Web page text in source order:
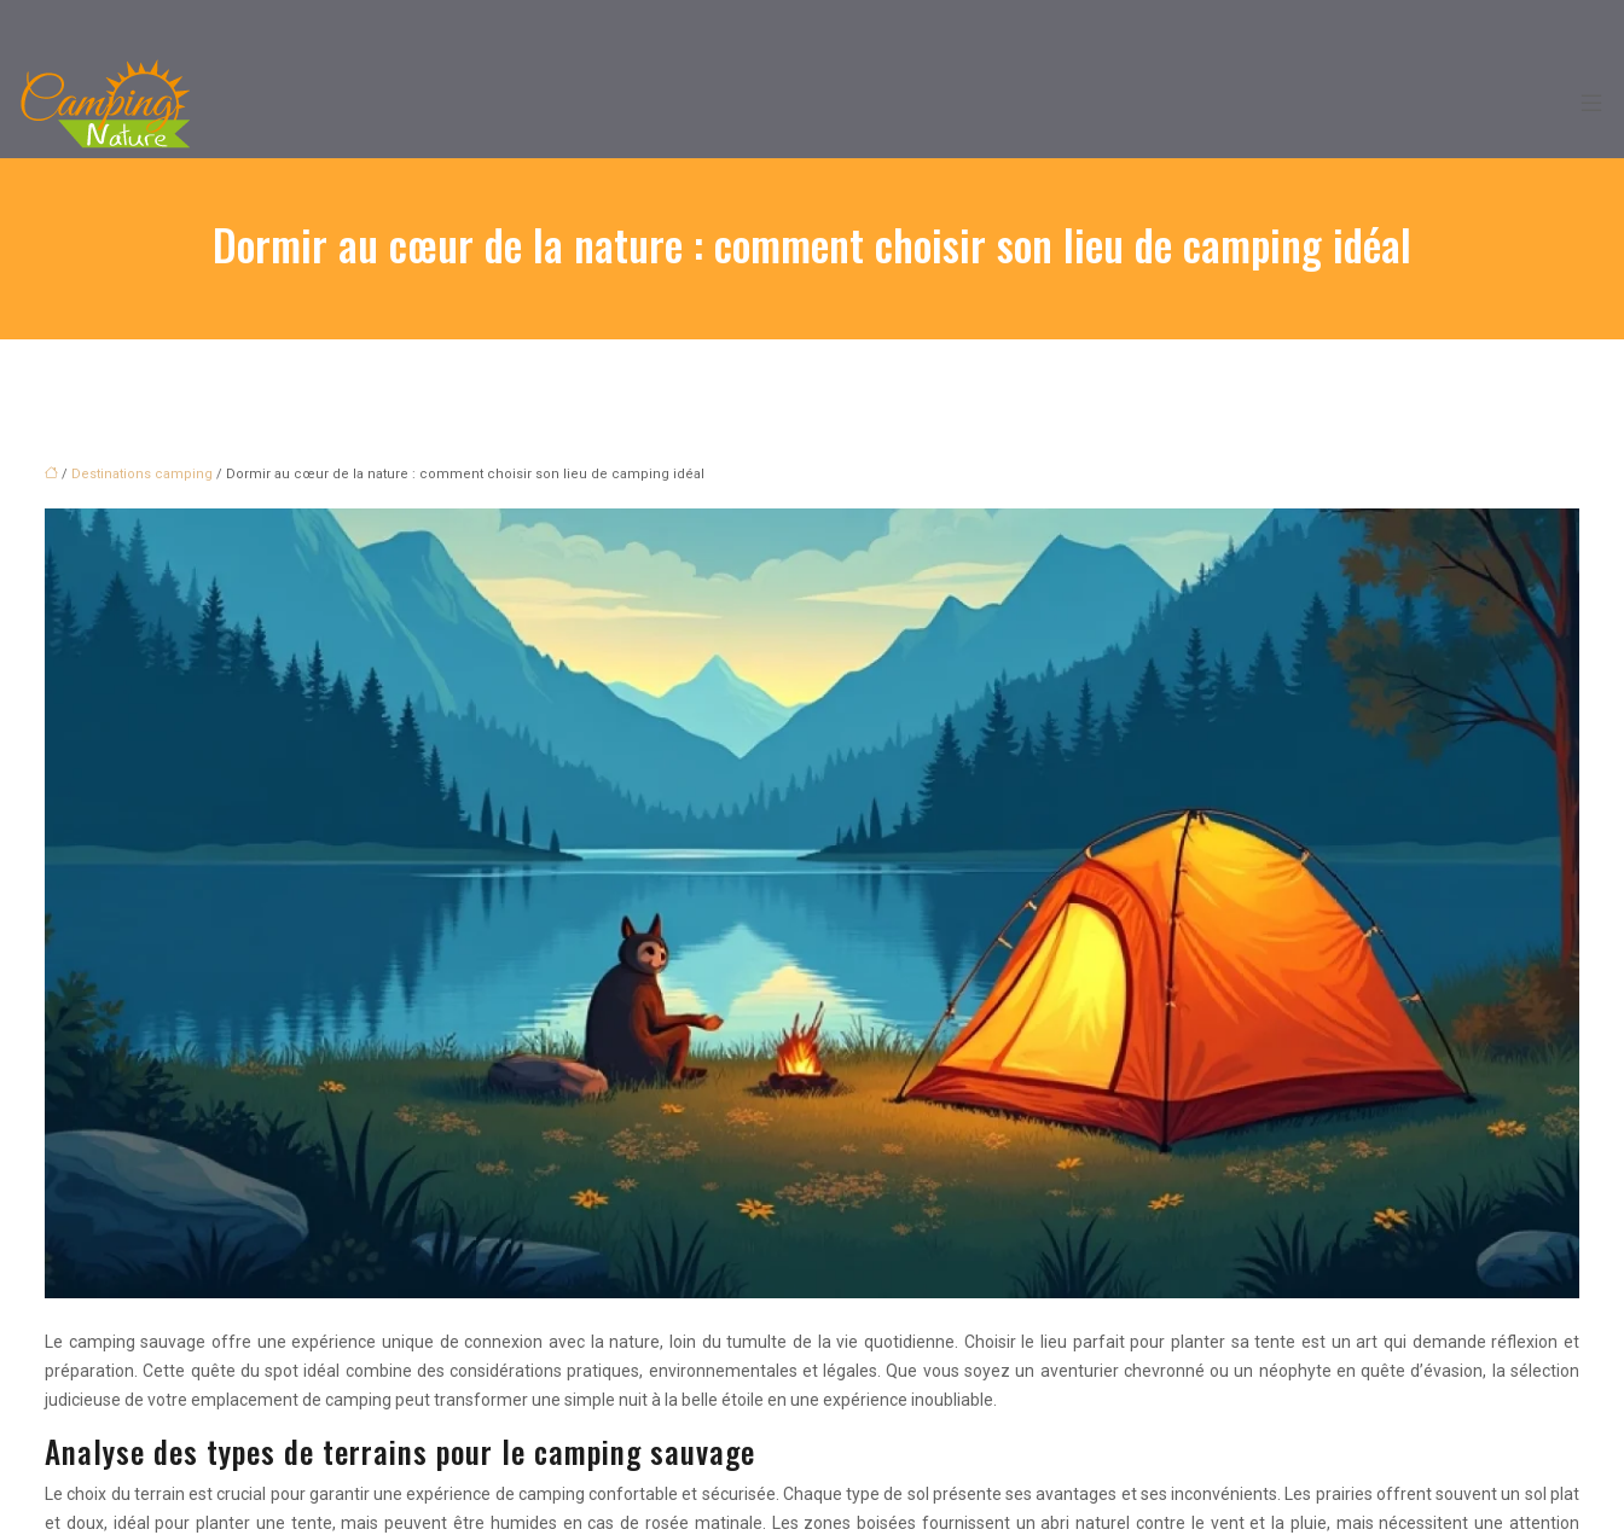
Dormir au cœur de la nature : comment choisir son lieu de camping idéal
/ Destinations camping / Dormir au cœur de la nature : comment choisir son lieu de camping idéal
Le camping sauvage offre une expérience unique de connexion avec la nature, loin du tumulte de la vie quotidienne. Choisir le lieu parfait pour planter sa tente est un art qui demande réflexion et
préparation. Cette quête du spot idéal combine des considérations pratiques, environnementales et légales. Que vous soyez un aventurier chevronné ou un néophyte en quête d’évasion, la sélection
judicieuse de votre emplacement de camping peut transformer une simple nuit à la belle étoile en une expérience inoubliable.
Analyse des types de terrains pour le camping sauvage
Le choix du terrain est crucial pour garantir une expérience de camping confortable et sécurisée. Chaque type de sol présente ses avantages et ses inconvénients. Les prairies offrent souvent un sol plat
et doux, idéal pour planter une tente, mais peuvent être humides en cas de rosée matinale. Les zones boisées fournissent un abri naturel contre le vent et la pluie, mais nécessitent une attention